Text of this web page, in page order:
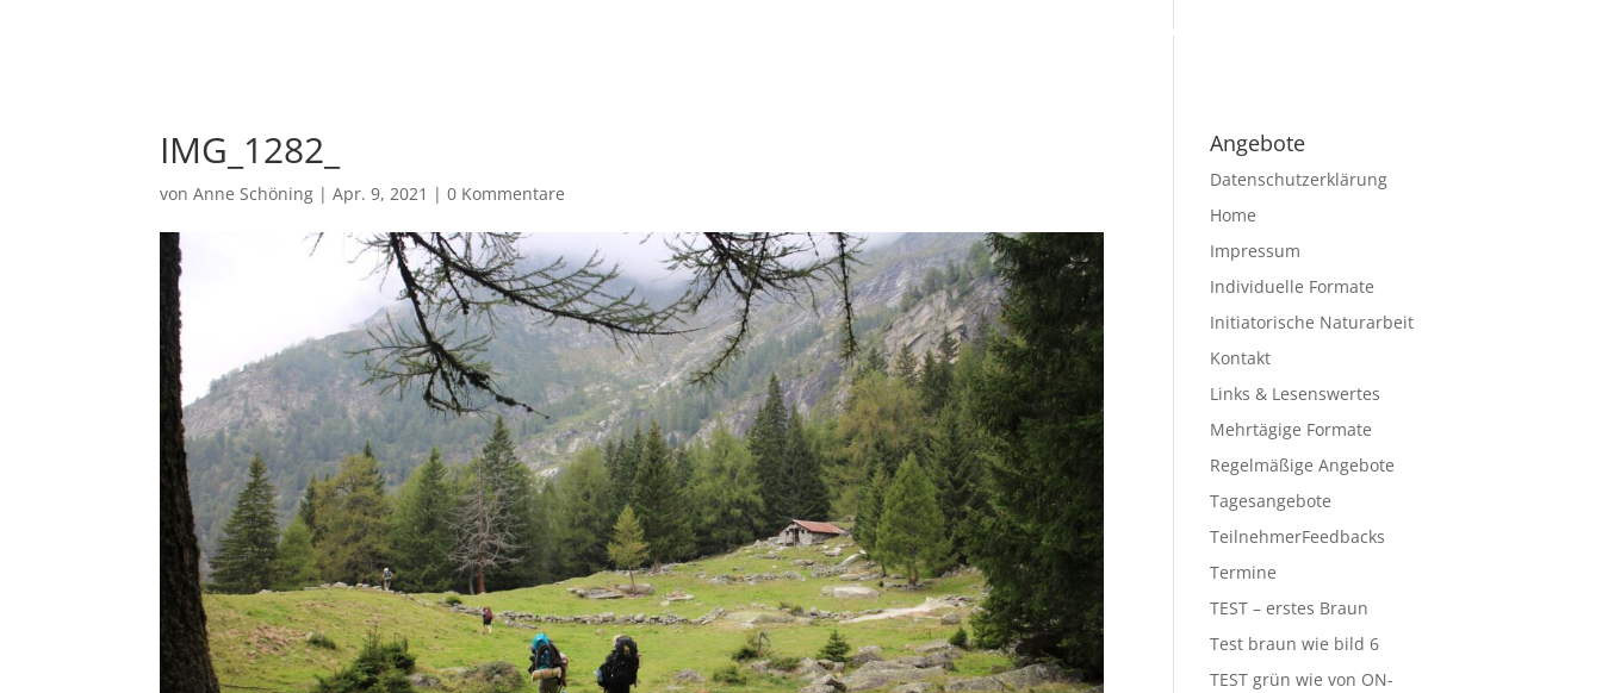
TeilnehmerStimmen
IMG_1282_
vonAnne Schöning |Apr. 9, 2021 |0 Kommentare
Angebote
Datenschutzerklärung
Home
Impressum
Individuelle Formate
Initiatorische Naturarbeit
Kontakt
Links & Lesenswertes
Mehrtägige Formate
Regelmäßige Angebote
Tagesangebote
TeilnehmerFeedbacks
Termine
TEST – erstes Braun
Test braun wie bild 6
TEST grün wie von ON-